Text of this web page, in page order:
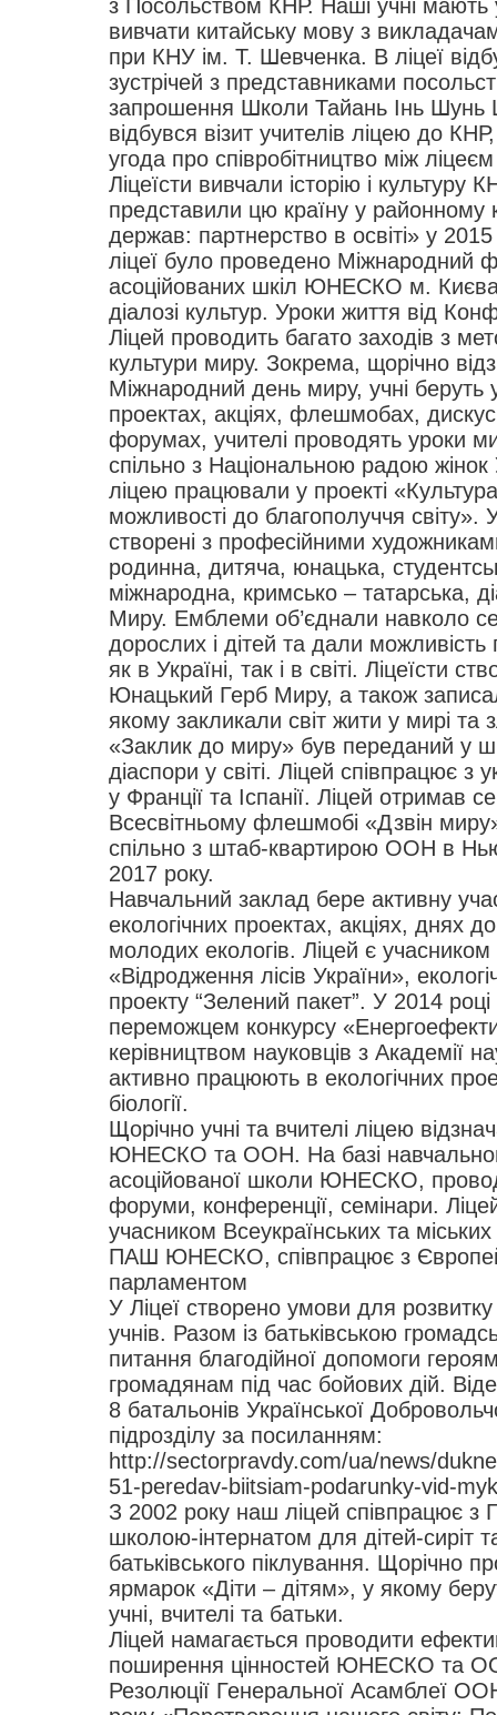
з Посольством КНР. Наші учні мають
вивчати китайську мову з
при КНУ ім. Т. Шевченка. В ліцеї
зустрічей з представниками
запрошення Школи Тайань Інь
відбувся візит учителів ліцею до
угода про співробітництво між
Ліцеїсти вивчали історію і культуру
представили цю країну у районному
держав: партнерство в освіті» у
ліцеї було проведено Міжнародний
асоційованих шкіл ЮНЕСКО м.
діалозі культур. Уроки життя від
Ліцей проводить багато заходів з
культури миру. Зокрема, щорічно
Міжнародний день миру, учні беруть
проектах, акціях, флешмобах,
форумах, учителі проводять уроки
спільно з Національною радою жінок
ліцею працювали у проекті
можливості до благополуччя світу».
створені з професійними
родинна, дитяча, юнацька,
міжнародна, кримсько – татарська,
Миру. Емблеми об’єднали навколо
дорослих і дітей та дали можливість
як в Україні, так і в світі. Ліцеїсти
Юнацький Герб Миру, а також
якому закликали світ жити у мирі та
«Заклик до миру» був переданий у
діаспори у світі. Ліцей співпрацює з
у Франції та Іспанії. Ліцей отримав
Всесвітньому флешмобі «Дзвін
спільно з штаб-квартирою ООН в
2017 року.
Навчальний заклад бере активну
екологічних проектах, акціях, днях
молодих екологів. Ліцей є
«Відродження лісів України»,
проекту “Зелений пакет”. У 2014 році
переможцем конкурсу
керівництвом науковців з Академії
активно працюють в екологічних
біології.
Щорічно учні та вчителі ліцею
ЮНЕСКО та ООН. На базі
асоційованої школи ЮНЕСКО,
форуми, конференції, семінари.
учасником Всеукраїнських та
ПАШ ЮНЕСКО, співпрацює з
парламентом
У Ліцеї створено умови для
учнів. Разом із батьківською
питання благодійної допомоги
громадянам під час бойових дій.
8 батальонів Української
підрозділу за посиланням:
http://sectorpravdy.com/ua/news/
51-peredav-biitsiam-podarunky-vid-
З 2002 року наш ліцей співпрацює з
школою-інтернатом для дітей-сиріт
батьківського піклування. Щорічно
ярмарок «Діти – дітям», у якому
учні, вчителі та батьки.
Ліцей намагається проводити
поширення цінностей ЮНЕСКО та
Резолюції Генеральної Асамблеї